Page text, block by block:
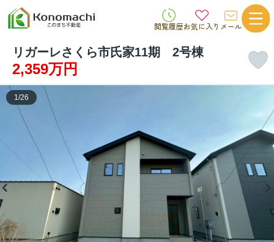
閲覧履歴お気に入り メール
リガーレさくら市氏家11期 2号棟
2,359万円
1 /26